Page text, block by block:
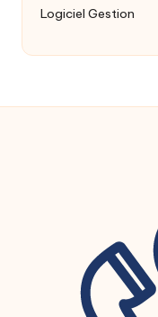
Logiciel Gestion